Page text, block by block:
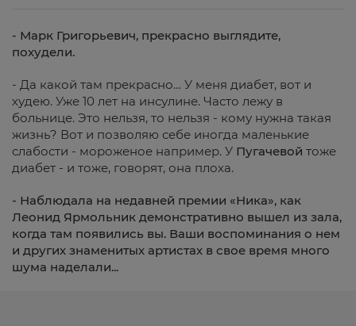
- Марк Григорьевич, прекрасно выглядите,
похудели.
- Да какой там прекрасно… У меня диабет, вот и
худею. Уже 10 лет на инсулине. Часто лежу в
больнице. Это нельзя, то нельзя - кому нужна такая
жизнь? Вот и позволяю себе иногда маленькие
слабости - мороженое например. У Пугачевой тоже
диабет - и тоже, говорят, она плоха.
- Наблюдала на недавней премии «Ника», как
Леонид Ярмольник демонстративно вышел из зала,
когда там появились вы. Ваши воспоминания о нем
и других знаменитых артистах в свое время много
шума наделали...